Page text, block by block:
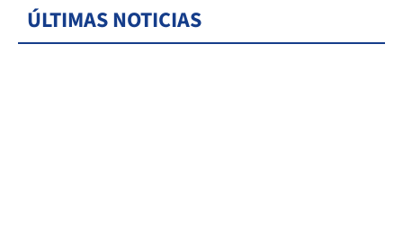
ÚLTIMAS NOTICIAS